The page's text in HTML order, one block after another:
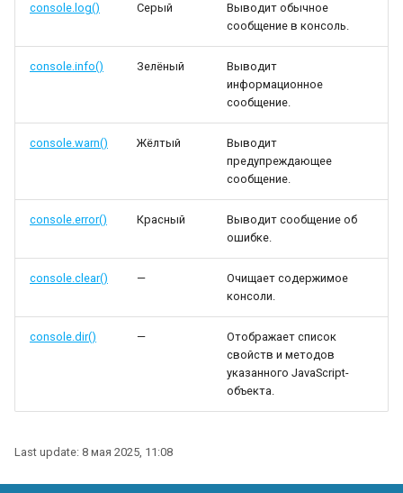
Geom.diff()
Geom.difference()
Geom.distance()
Geom.ellipse()
Geom.fillet()
NumberSlotSpinBox
StatorTypeComboBox
WindingLayersComboBox
WindingTypeComboBox
console.log() Серый
Выводит обычное
сообщение в консоль.
console.info() Зелёный
Выводит
информационное
сообщение.
console.warn() Жёлтый
Выводит
предупреждающее
сообщение.
console.error() Красный
Выводит сообщение об
ошибке.
console.clear() —
Очищает содержимое
консоли.
console.dir() —
Отображает список
свойств и методов
указанного JavaScript-
объекта.
Last update: 8 мая 2025, 11:08